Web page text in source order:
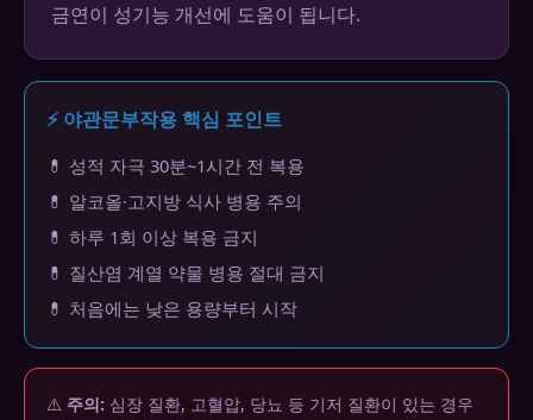
금연이 성기능 개선에 도움이 됩니다.
⚡ 야관문부작용 핵심 포인트
💊 성적 자극 30분~1시간 전 복용
💊 알코올·고지방 식사 병용 주의
💊 하루 1회 이상 복용 금지
💊 질산염 계열 약물 병용 절대 금지
💊 처음에는 낮은 용량부터 시작
⚠️ 주의: 심장 질환, 고혈압, 당뇨 등 기저 질환이 있는 경우